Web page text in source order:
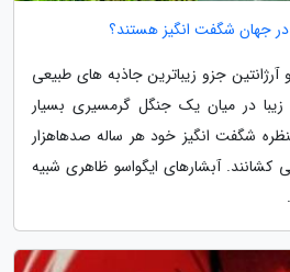
در جهان شگفت انگیز هستند؟
آرژانتین جزو زیباترین جاذبه های طبیعی
زیبا در میان یک جنگل گرمسیری بسیار
شگفت انگیز خود هر ساله صدهاهزار
آبشارهای ایگواسو ظاهری شبیه